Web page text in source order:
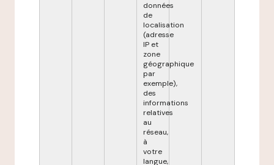
données
de
localisation
(adresse
IP et
zone
géographique
par
exemple),
des
informations
relatives
au
réseau,
à
votre
langue,